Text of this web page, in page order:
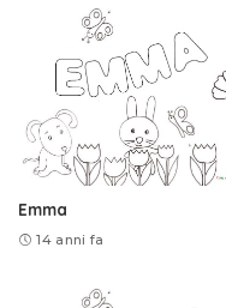
Emma
14 anni fa